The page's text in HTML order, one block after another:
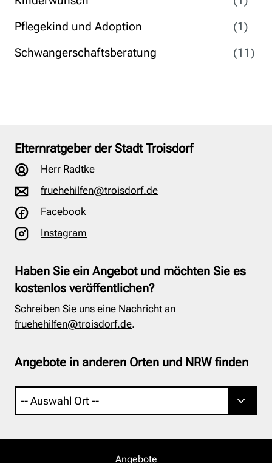
Pflegekind und Adoption
(1)
Schwangerschaftsberatung
(11)
Elternratgeber der Stadt Troisdorf
Herr Radtke
fruehehilfen@troisdorf.de
Facebook
Instagram
Haben Sie ein Angebot und möchten Sie es
kostenlos veröffentlichen?
Schreiben Sie uns eine Nachricht an
fruehehilfen@troisdorf.de.
Angebote in anderen Orten und NRW finden
Angebote